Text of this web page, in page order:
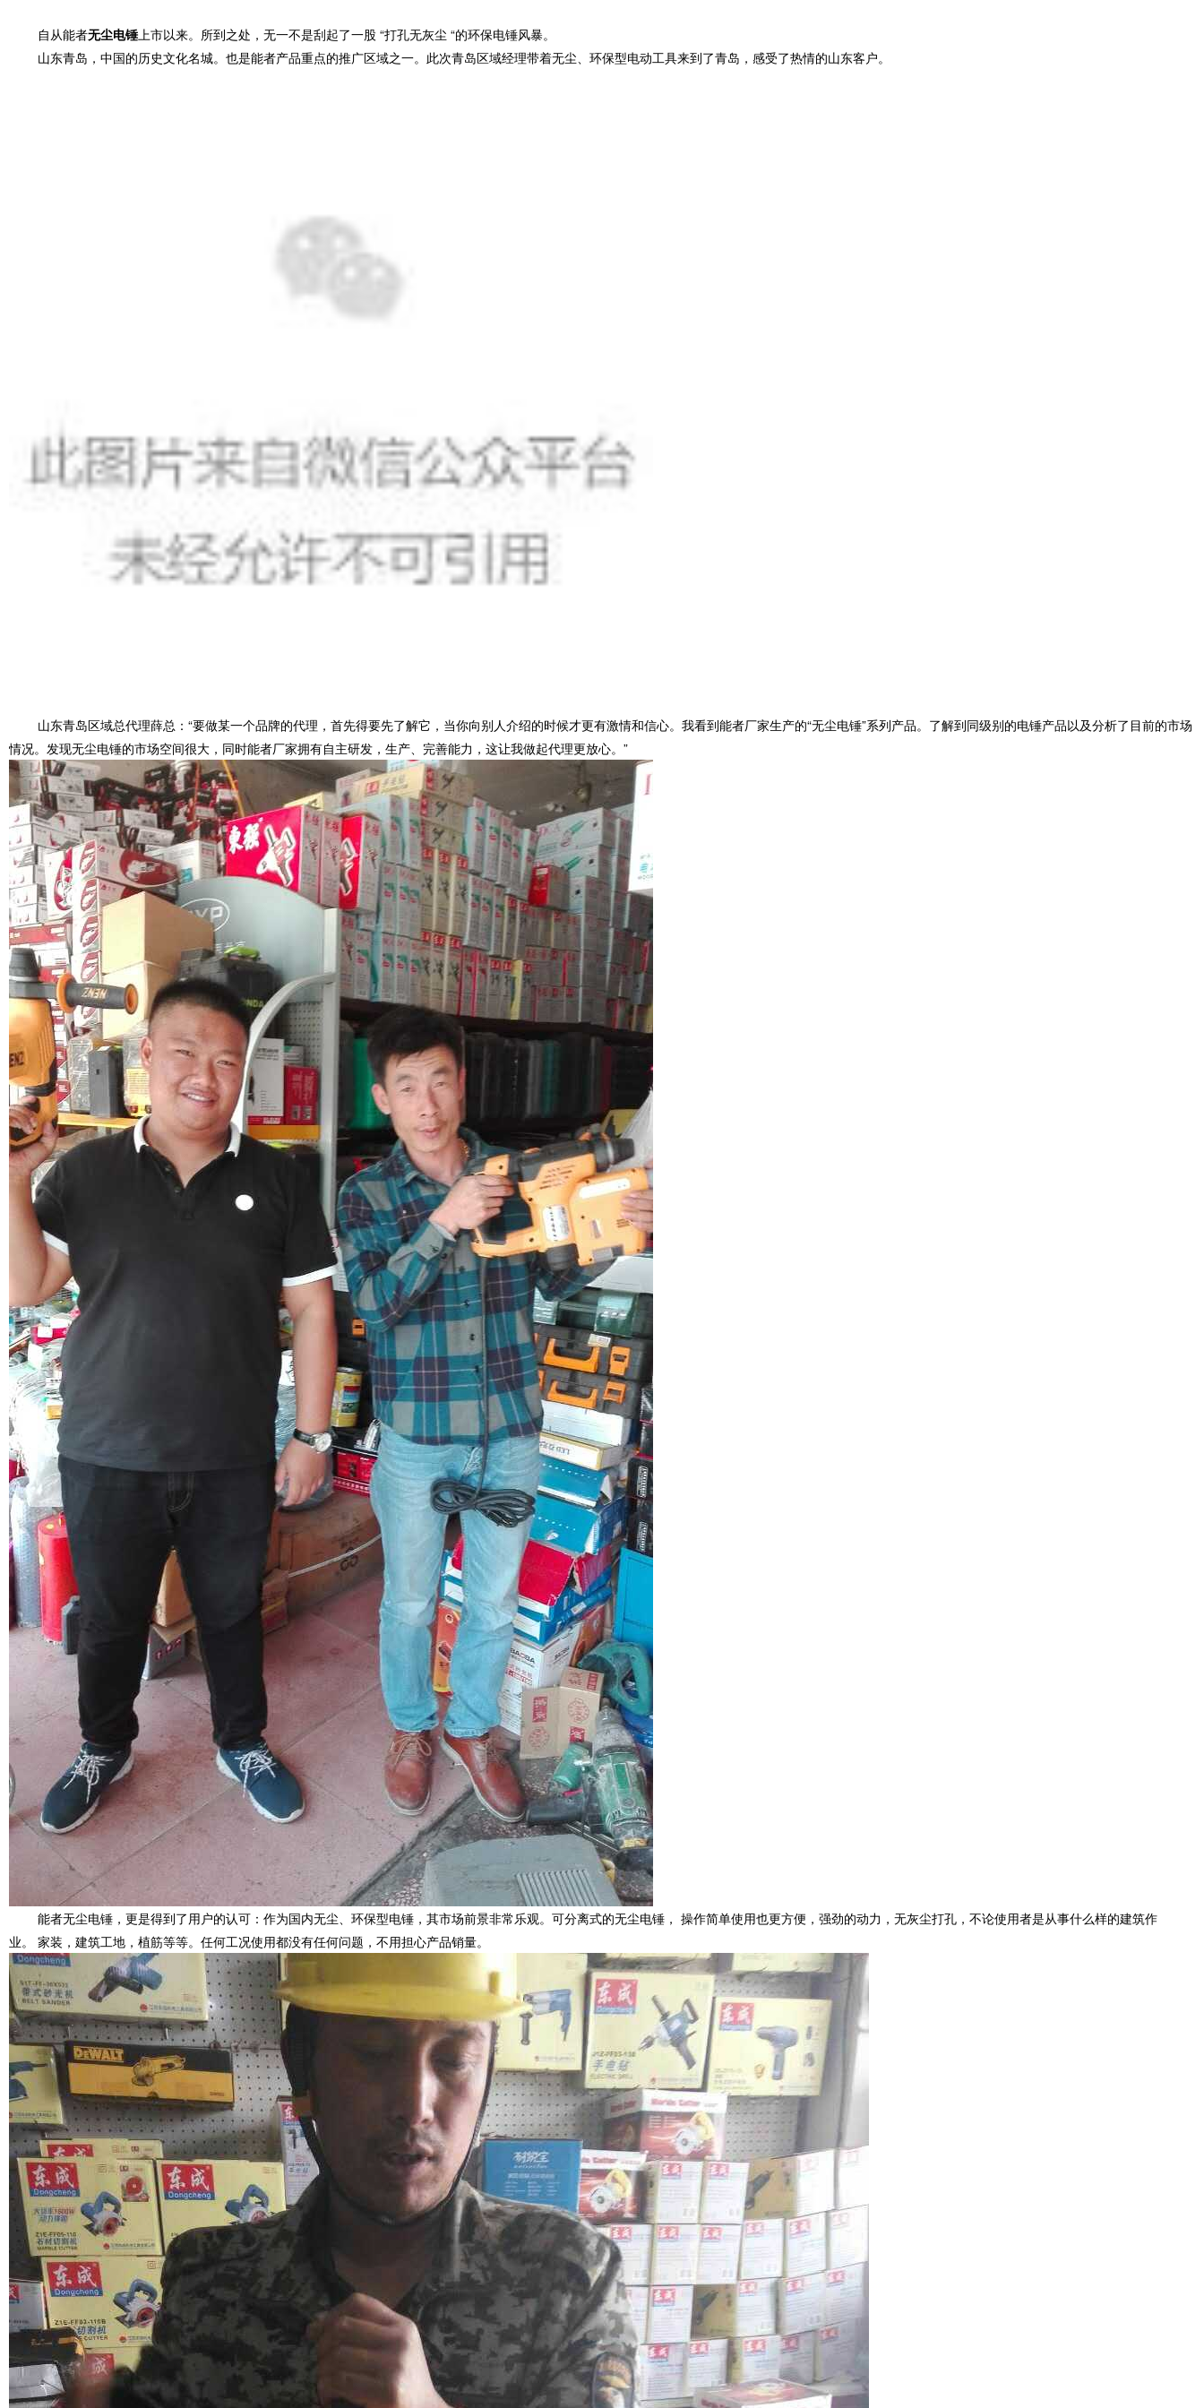
自从能者无尘电锤 上市以来。所到之处，无一不是刮起了一股 “打孔无灰尘 “的环保电锤风暴。
山东青岛，中国的历史文化名城。也是能者产品重点的推广区域之一。此次青岛区域经理带着无尘、环保型电动工具来到了青岛，感受了热情的山东客户。
山东青岛区域总代理薛总：“要做某一个品牌的代理，首先得要先了解它，当你向别人介绍的时候才更有激情和信心。我看到能者厂家生产的“无尘电锤”系列产品。了解到同级别的电锤产品以及分析了目前的市场
情况。发现无尘电锤的市场空间很大，同时能者厂家拥有自主研发，生产、完善能力，这让我做起代理更放心。”
能者无尘电锤，更是得到了用户的认可：作为国内无尘、环保型电锤，其市场前景非常乐观。可分离式的无尘电锤， 操作简单使用也更方便，强劲的动力，无灰尘打孔， 不论使用者是从事什么样的建筑作
业。
家装，建筑工地，植筋等等。任何工况使用都没有任何问题，不用担心产品销量。